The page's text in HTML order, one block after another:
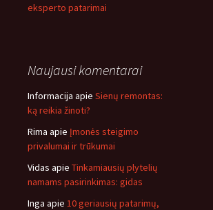
eksperto patarimai
Naujausi komentarai
Informacija apie Sienų remontas:
ką reikia žinoti?
Rima apie Įmonės steigimo
privalumai ir trūkumai
Vidas apie Tinkamiausių plytelių
namams pasirinkimas: gidas
Inga apie 10 geriausių patarimų,